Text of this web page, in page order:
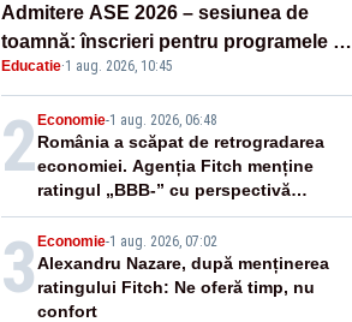
Admitere ASE 2026 – sesiunea de
toamnă: înscrieri pentru programele de
licență, masterat și doctorat
Educatie·1 aug. 2026, 10:45
2Economie-1 aug. 2026, 06:48
România a scăpat de retrogradarea
economiei. Agenția Fitch menține
ratingul „BBB-” cu perspectivă
negativă
3 Economie-1 aug. 2026, 07:02
Alexandru Nazare, după menținerea
ratingului Fitch: Ne oferă timp, nu
confort